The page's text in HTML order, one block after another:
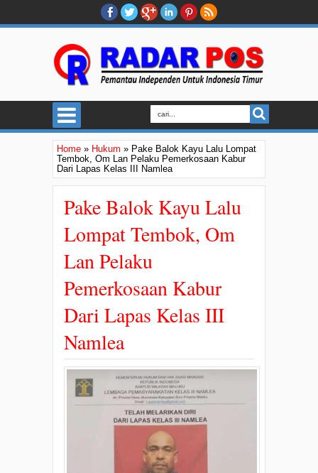
Home » Hukum » Pake Balok Kayu Lalu Lompat
Tembok, Om Lan Pelaku Pemerkosaan Kabur
Dari Lapas Kelas III Namlea
Pake Balok Kayu Lalu
Lompat Tembok, Om
Lan Pelaku
Pemerkosaan Kabur
Dari Lapas Kelas III
Namlea